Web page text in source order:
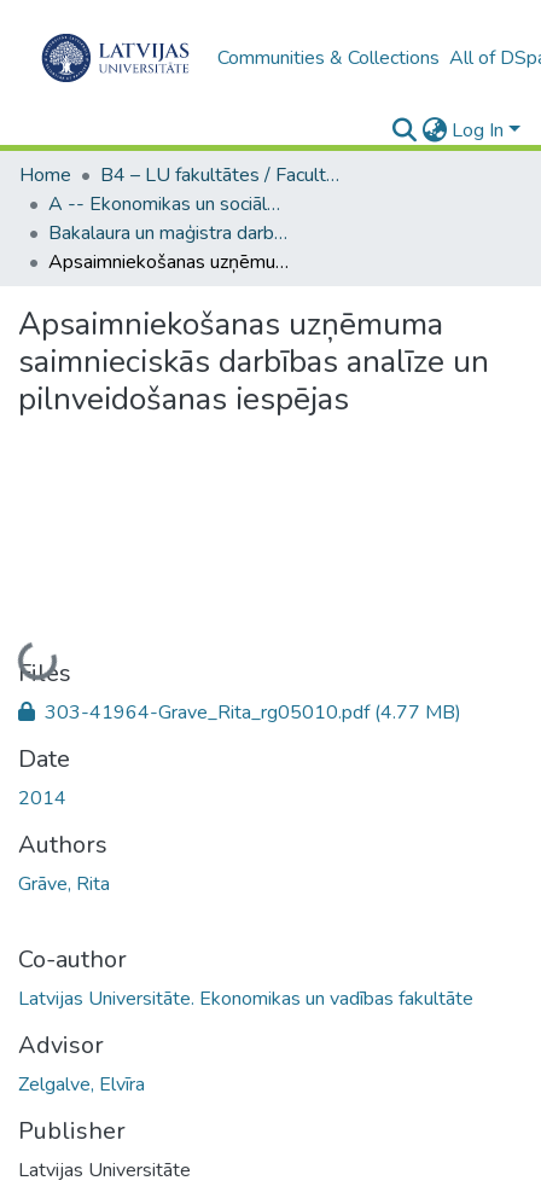
Communities & Collections All of
Log In
Home
B4 – LU fakultātes / Faculties of the UL
A -- Ekonomikas un sociālo zinātņu fakultāte / Faculty of Economics and Social Sciences
Bakalaura un maģistra darbi (ESZF) / Bachelor's and Master's theses
Apsaimniekošanas uzņēmuma saimnieciskās darbības analīze un pilnveidošanas iespējas
Apsaimniekošanas uzņēmuma
saimnieciskās darbības analīze un
pilnveidošanas iespējas
Loading...
Files
303-41964-Grave_Rita_rg05010.pdf(4.77 MB)
Date
2014
Authors
Grāve, Rita
Co-author
Latvijas Universitāte. Ekonomikas un vadības fakultāte
Advisor
Zelgalve, Elvīra
Publisher
Latvijas Universitāte